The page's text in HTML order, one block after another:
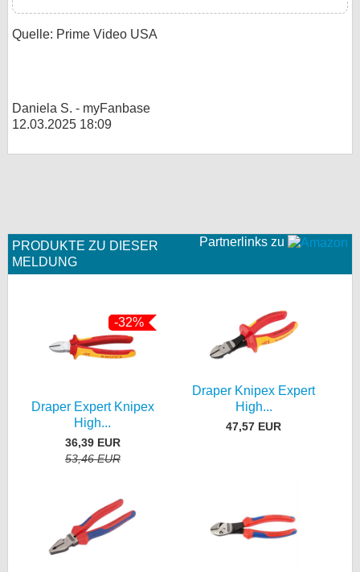
Quelle: Prime Video USA
Daniela S. - myFanbase
12.03.2025 18:09
Partnerlinks zu
PRODUKTE ZU DIESER
MELDUNG
-32%
Draper Expert Knipex
High...
36,39 EUR
53,46 EUR
Draper Knipex Expert
High...
47,57 EUR